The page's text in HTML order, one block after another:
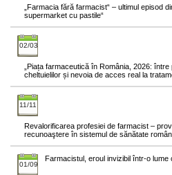
„Farmacia fără farmacist“ – ultimul episod
supermarket cu pastile“
02/03
„Piața farmaceutică în România, 2026:
cheltuielilor și nevoia de acces real la
11/11
Revalorificarea profesiei de farmacist –
recunoaştere în sistemul de sănătate
01/09
Farmacistul, eroul invizibil într-o lume